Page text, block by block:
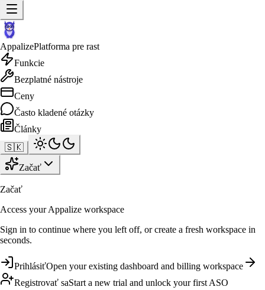
AppalizePlatforma pre rast
Funkcie
Bezplatné nástroje
Ceny
Často kladené otázky
Články
🇸🇰
Začať
Začať
Access your Appalize workspace
Sign in to continue where you left off, or create a fresh workspace in
seconds.
PrihlásiťOpen your existing dashboard and billing workspace
Registrovať saStart a new trial and unlock your first ASO